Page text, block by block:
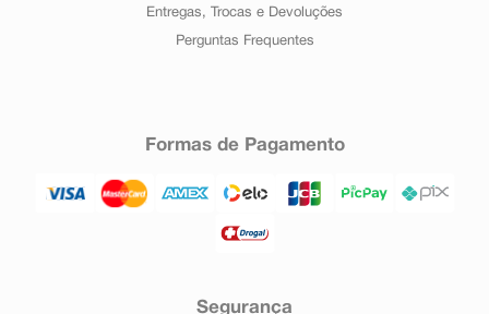
Entregas, Trocas e Devoluções
Perguntas Frequentes
Formas de Pagamento
Segurança